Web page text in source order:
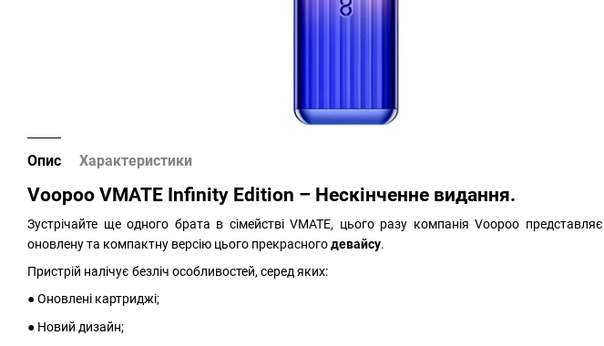
Опис Характеристики
Voopoo VMATE Infinity Edition – Нескінченне видання.
Зустрічайте ще одного брата в сімействі VMATE, цього разу компанія Voopoo представляє
оновлену та компактну версію цього прекрасногодевайсу.
Пристрій налічує безліч особливостей, серед яких:
● Оновлені картриджі;
● Новий дизайн;